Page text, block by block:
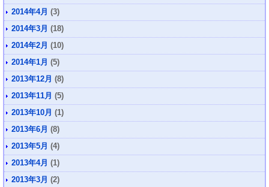
2014年4月 (3)
2014年3月 (18)
2014年2月 (10)
2014年1月 (5)
2013年12月 (8)
2013年11月 (5)
2013年10月 (1)
2013年6月 (8)
2013年5月 (4)
2013年4月 (1)
2013年3月 (2)